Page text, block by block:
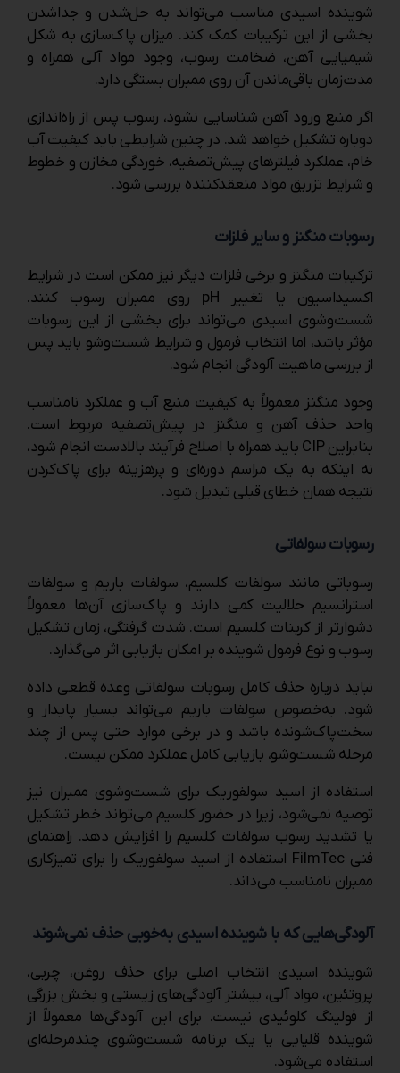
شوینده اسیدی مناسب می‌تواند به حل‌شدن و جداشدن
بخشی از این ترکیبات کمک کند. میزان پاک‌سازی به شکل
شیمیایی آهن، ضخامت رسوب، وجود مواد آلی همراه و
مدت‌زمان باقی‌ماندن آن روی ممبران بستگی دارد.
اگر منبع ورود آهن شناسایی نشود، رسوب پس از راه‌اندازی
دوباره تشکیل خواهد شد. در چنین شرایطی باید کیفیت آب
خام، عملکرد فیلترهای پیش‌تصفیه، خوردگی مخازن و خطوط
و شرایط تزریق مواد منعقدکننده بررسی شود.
رسوبات منگنز و سایر فلزات
ترکیبات منگنز و برخی فلزات دیگر نیز ممکن است در شرایط
اکسیداسیون یا تغییر pH روی ممبران رسوب کنند.
شست‌وشوی اسیدی می‌تواند برای بخشی از این رسوبات
مؤثر باشد، اما انتخاب فرمول و شرایط شست‌وشو باید پس
از بررسی ماهیت آلودگی انجام شود.
وجود منگنز معمولاً به کیفیت منبع آب و عملکرد نامناسب
واحد حذف آهن و منگنز در پیش‌تصفیه مربوط است.
بنابراین CIP باید همراه با اصلاح فرآیند بالادست انجام شود،
نه اینکه به یک مراسم دوره‌ای و پرهزینه برای پاک‌کردن
نتیجه همان خطای قبلی تبدیل شود.
رسوبات سولفاتی
رسوباتی مانند سولفات کلسیم، سولفات باریم و سولفات
استرانسیم حلالیت کمی دارند و پاک‌سازی آن‌ها معمولاً
دشوارتر از کربنات کلسیم است. شدت گرفتگی، زمان تشکیل
رسوب و نوع فرمول شوینده بر امکان بازیابی اثر می‌گذارد.
نباید درباره حذف کامل رسوبات سولفاتی وعده قطعی داده
شود. به‌خصوص سولفات باریم می‌تواند بسیار پایدار و
سخت‌پاک‌شونده باشد و در برخی موارد حتی پس از چند
مرحله شست‌وشو، بازیابی کامل عملکرد ممکن نیست.
استفاده از اسید سولفوریک برای شست‌وشوی ممبران نیز
توصیه نمی‌شود، زیرا در حضور کلسیم می‌تواند خطر تشکیل
یا تشدید رسوب سولفات کلسیم را افزایش دهد. راهنمای
فنی FilmTec استفاده از اسید سولفوریک را برای تمیزکاری
ممبران نامناسب می‌داند.
آلودگی‌هایی که با شوینده اسیدی به‌خوبی حذف نمی‌شوند
شوینده اسیدی انتخاب اصلی برای حذف روغن، چربی،
پروتئین، مواد آلی، بیشتر آلودگی‌های زیستی و بخش بزرگی
از فولینگ کلوئیدی نیست. برای این آلودگی‌ها معمولاً از
شوینده قلیایی یا یک برنامه شست‌وشوی چندمرحله‌ای
استفاده می‌شود.